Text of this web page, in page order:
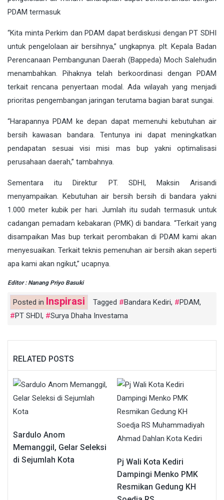
PDAM termasuk
“Kita minta Perkim dan PDAM dapat berdiskusi dengan PT SDHI
untuk pengelolaan air bersihnya,” ungkapnya. plt. Kepala Badan
Perencanaan Pembangunan Daerah (Bappeda) Moch Salehudin
menambahkan. Pihaknya telah berkoordinasi dengan PDAM
terkait rencana penyertaan modal. Ada wilayah yang menjadi
prioritas pengembangan jaringan terutama bagian barat sungai.
“Harapannya PDAM ke depan dapat memenuhi kebutuhan air
bersih kawasan bandara. Tentunya ini dapat meningkatkan
pendapatan sesuai visi misi mas bup yakni optimalisasi
perusahaan daerah,” tambahnya.
Sementara itu Direktur PT. SDHI, Maksin Arisandi
menyampaikan. Kebutuhan air bersih bersih di bandara yakni
1.000 meter kubik per hari. Jumlah itu sudah termasuk untuk
cadangan pemadam kebakaran (PMK) di bandara. “Terkait yang
disampaikan Mas bup terkait perombakan di PDAM kami akan
menyesuaikan. Terkait teknis pemenuhan air bersih akan seperti
apa kami akan ngikut,” ucapnya.
Editor : Nanang Priyo Basuki
Posted in Inspirasi Tagged Bandara Kediri, PDAM,
PT SHDI, Surya Dhaha Investama
RELATED POSTS
Sardulo Anom
Memanggil, Gelar Seleksi
di Sejumlah Kota
Pj Wali Kota Kediri
Dampingi Menko PMK
Resmikan Gedung KH